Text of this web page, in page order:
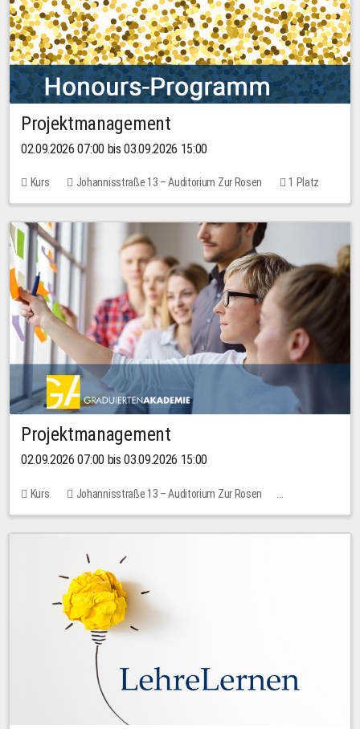
Projektmanagement
02.09.2026 07:00 bis 03.09.2026 15:00
Kurs Johannisstraße 13 – Auditorium Zur Rosen 1 Platz
Projektmanagement
02.09.2026 07:00 bis 03.09.2026 15:00
Kurs
Johannisstraße 13 – Auditorium Zur Rosen
Keine freien Plätze
30,00 EUR